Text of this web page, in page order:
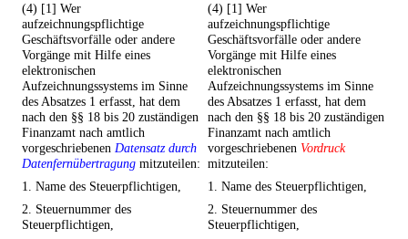
(4) [1] Wer
aufzeichnungspflichtige
Geschäftsvorfälle oder andere
Vorgänge mit Hilfe eines
elektronischen
Aufzeichnungssystems im Sinne
des Absatzes 1 erfasst, hat dem
nach den §§ 18 bis 20 zuständigen
Finanzamt nach amtlich
vorgeschriebenen Datensatz durch
Datenfernübertragung mitzuteilen:
(4) [1] Wer
aufzeichnungspflichtige
Geschäftsvorfälle oder andere
Vorgänge mit Hilfe eines
elektronischen
Aufzeichnungssystems im Sinne
des Absatzes 1 erfasst, hat dem
nach den §§ 18 bis 20 zuständigen
Finanzamt nach amtlich
vorgeschriebenen Vordruck
mitzuteilen:
1. Name des Steuerpflichtigen,
1. Name des Steuerpflichtigen,
2. Steuernummer des
Steuerpflichtigen,
2. Steuernummer des
Steuerpflichtigen,